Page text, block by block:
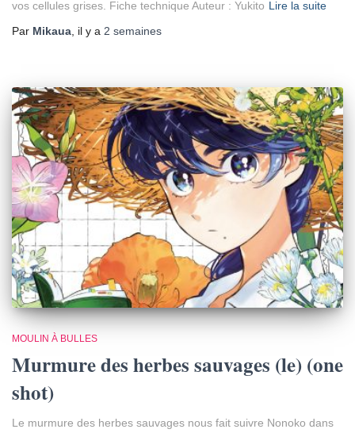
vos cellules grises. Fiche technique Auteur : Yukito Lire la suite
Par Mikaua , il y a 2 semaines
MOULIN À BULLES
Murmure des herbes sauvages (le) (one
shot)
Le murmure des herbes sauvages nous fait suivre Nonoko dans